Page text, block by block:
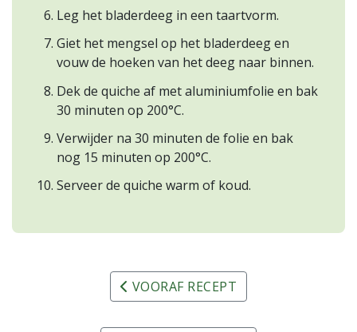
Leg het bladerdeeg in een taartvorm.
Giet het mengsel op het bladerdeeg en
vouw de hoeken van het deeg naar binnen.
Dek de quiche af met aluminiumfolie en bak
30 minuten op 200°C.
Verwijder na 30 minuten de folie en bak
nog 15 minuten op 200°C.
Serveer de quiche warm of koud.
VOORAF RECEPT